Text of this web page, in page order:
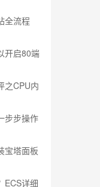
全流程
开启80端
之CPU内
步步操作
宝塔面板
ECS详细